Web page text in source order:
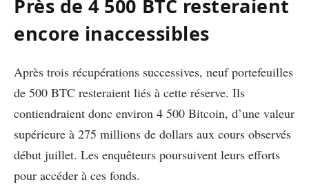
Près de 4 500 BTC resteraient
encore inaccessibles
Après trois récupérations successives, neuf portefeuilles
de 500 BTC resteraient liés à cette réserve. Ils
contiendraient donc environ 4 500 Bitcoin, d’une valeur
supérieure à 275 millions de dollars aux cours observés
début juillet. Les enquêteurs poursuivent leurs efforts
pour accéder à ces fonds.